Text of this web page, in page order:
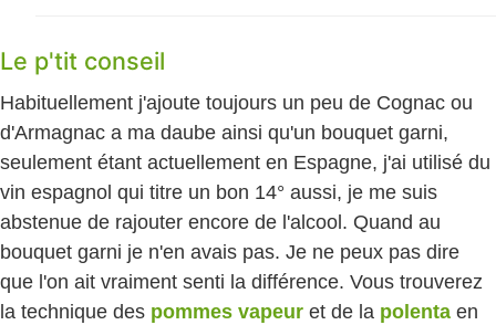
Le p'tit conseil
Habituellement j'ajoute toujours un peu de Cognac ou
d'Armagnac a ma daube ainsi qu'un bouquet garni,
seulement étant actuellement en Espagne, j'ai utilisé du
vin espagnol qui titre un bon 14° aussi, je me suis
abstenue de rajouter encore de l'alcool. Quand au
bouquet garni je n'en avais pas. Je ne peux pas dire
que l'on ait vraiment senti la différence. Vous trouverez
la technique des pommes vapeur et de la polenta en